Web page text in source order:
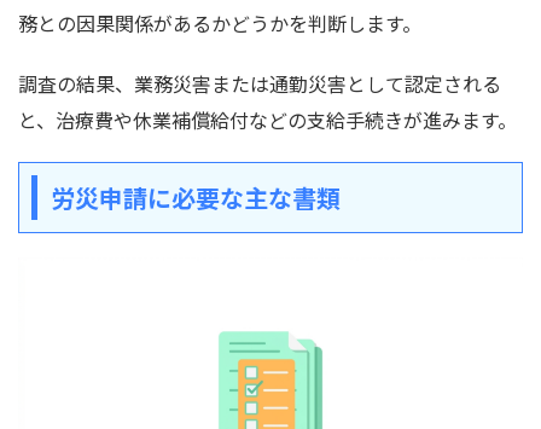
務との因果関係があるかどうかを判断します。
調査の結果、業務災害または通勤災害として認定される
と、治療費や休業補償給付などの支給手続きが進みます。
労災申請に必要な主な書類